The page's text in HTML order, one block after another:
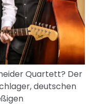
Quartett? Der
deutschen